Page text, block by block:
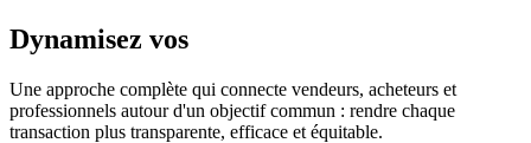
Dynamisez vos
Une approche complète qui connecte vendeurs, acheteurs et
professionnels autour d'un objectif commun : rendre chaque
transaction plus transparente, efficace et équitable.